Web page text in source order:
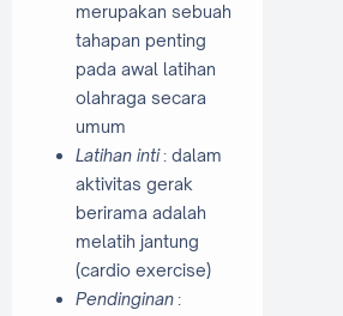
merupakan sebuah
tahapan penting
pada awal latihan
olahraga secara
umum
Latihan inti: dalam
aktivitas gerak
berirama adalah
melatih jantung
(cardio exercise)
Pendinginan :